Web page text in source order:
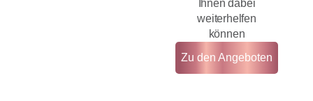
Ihnen dabei
weiterhelfen
können
Zu den Angeboten